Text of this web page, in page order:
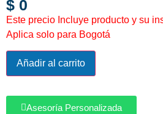
$ 0
Este precio Incluye producto y su
Aplica solo para Bogotá
Añadir al carrito
Asesoría Personalizada